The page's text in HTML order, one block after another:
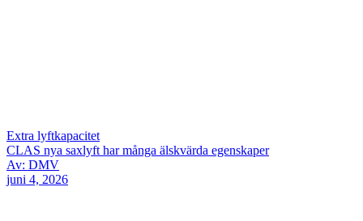
Extra lyftkapacitet
CLAS nya saxlyft har många älskvärda egenskaper
Av: DMV
juni 4, 2026